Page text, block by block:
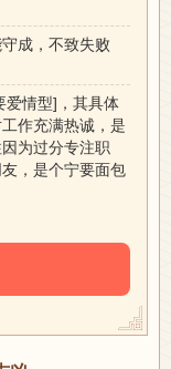
成，不致失败
爱情型]，其具体
作充满热诚，是
为过分专注职
，是个宁要面包